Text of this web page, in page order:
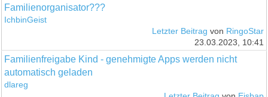
Familienorganisator???
IchbinGeist
Letzter Beitrag von RingoStar
23.03.2023, 10:41
Familienfreigabe Kind - genehmigte Apps werden nicht
automatisch geladen
dlareg